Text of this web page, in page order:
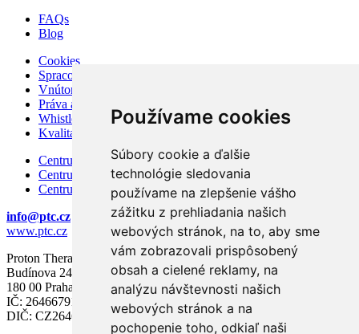
Používame cookies
Súbory cookie a ďalšie
technológie sledovania
používame na zlepšenie vášho
zážitku z prehliadania našich
webových stránok, na to, aby sme
vám zobrazovali prispôsobený
obsah a cielené reklamy, na
analýzu návštevnosti našich
webových stránok a na
pochopenie toho, odkiaľ naši
FAQs
Blog
Cookies
Spracovanie osobných údajov
Vnútorný poriadok PTC
Práva a povinnosti pacienta
Whistleblowing – ochrana oznamovateľov
Kvalita a bezpečnosť
Centrum karcinómu prostaty
Centrum karcinómu prsníka
Centrum modernej diagnostiky
info@ptc.cz
www.ptc.cz
Proton Therapy Center Czech s.r.o.
Budínova 2437/1a
180 00 Praha 8
IČ: 26466791
DIČ: CZ26466791